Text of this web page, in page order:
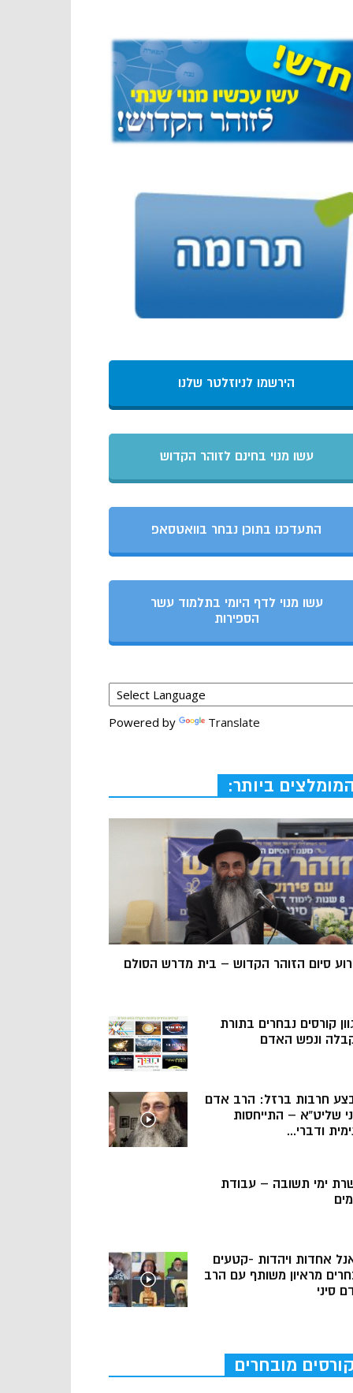
הירשמו לניוזלטר שלנו
עשו מנוי בחינם לזוהר הקדוש
התעדכנו בתוכן נבחר בוואטסאפ
עשו מנוי לדף היומי בתלמוד עשר
הספירות
Powered by Translate
המומלצים ביותר:
סיום הזוהר הקדוש – בית מדרש הסולם
קורסים נבחרים בתורת
ונפש האדם
חרבות ברזל: הרב אדם
שליט”א – התייחסות
ודברי...
ימי תשובה – עבודת
אחדות ויהדות -קטעים
מראיון משותף עם הרב
סיני
קורסים מובחרים